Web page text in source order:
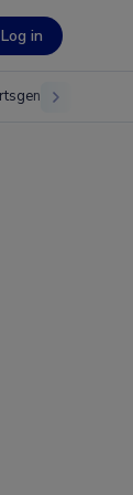
Log in